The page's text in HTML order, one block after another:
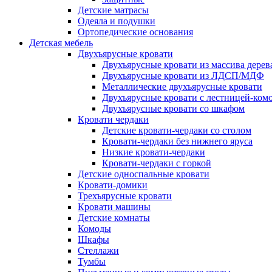
Детские матрасы
Одеяла и подушки
Ортопедические основания
Детская мебель
Двухъярусные кровати
Двухъярусные кровати из массива
Двухъярусные кровати из ЛДСП/МДФ
Металлические двухъярусные кровати
Двухъярусные кровати с лестницей-
Двухъярусные кровати со шкафом
Кровати чердаки
Детские кровати-чердаки со столом
Кровати-чердаки без нижнего яруса
Низкие кровати-чердаки
Кровати-чердаки с горкой
Детские односпальные кровати
Кровати-домики
Трехъярусные кровати
Кровати машины
Детские комнаты
Комоды
Шкафы
Стеллажи
Тумбы